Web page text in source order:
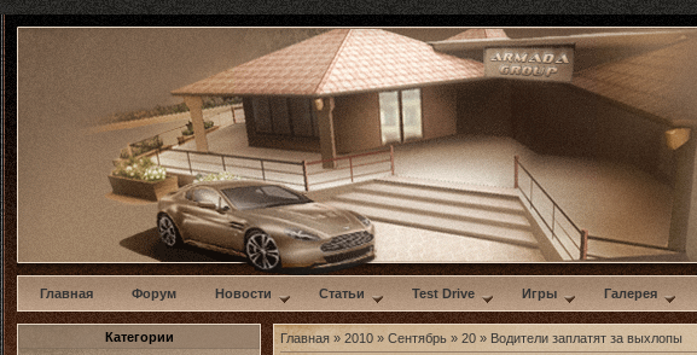
w
Главная Форум Новости Статьи Test Drive Игры Галерея
Категории
Главная » 2010 » Сентябрь » 20 » Водители заплатят за выхлопы